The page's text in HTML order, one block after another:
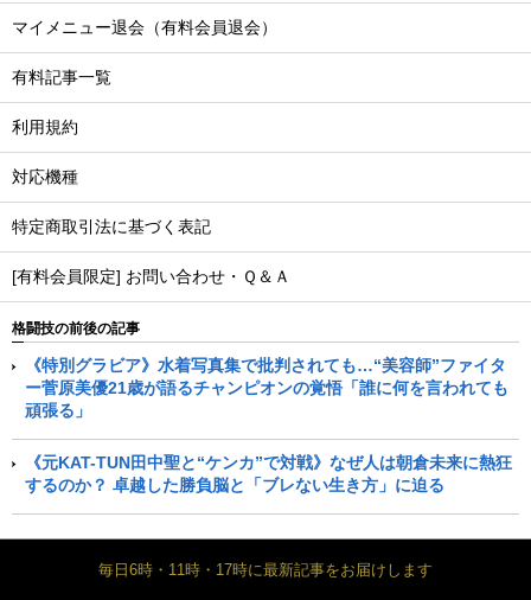
マイメニュー退会（有料会員退会）
有料記事一覧
利用規約
対応機種
特定商取引法に基づく表記
[有料会員限定] お問い合わせ・Ｑ＆Ａ
格闘技の前後の記事
《特別グラビア》水着写真集で批判されても…“美容師”ファイタ
ー菅原美優21歳が語るチャンピオンの覚悟「誰に何を言われても
頑張る」
《元KAT-TUN田中聖と“ケンカ”で対戦》なぜ人は朝倉未来に熱狂
するのか？ 卓越した勝負脳と「ブレない生き方」に迫る
毎日6時・11時・17時に最新記事をお届けします